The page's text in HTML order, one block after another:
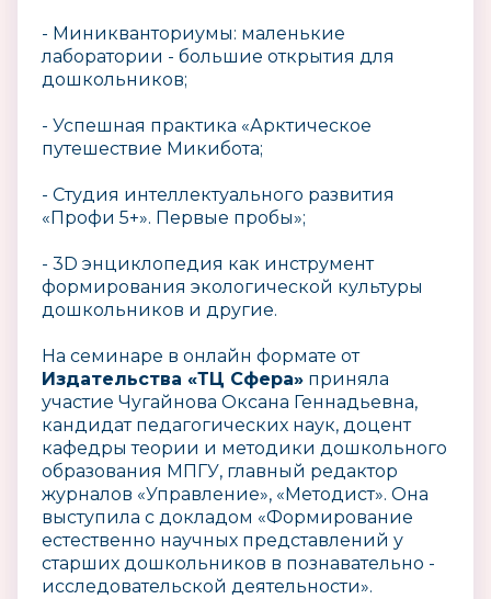
- Миникванториумы: маленькие
лаборатории - большие открытия для
дошкольников;
- Успешная практика «Арктическое
путешествие Микибота;
- Студия интеллектуального развития
«Профи 5+». Первые пробы»;
- 3D энциклопедия как инструмент
формирования экологической культуры
дошкольников и другие.
На семинаре в онлайн формате от
Издательства «ТЦ Сфера» приняла
участие Чугайнова Оксана Геннадьевна,
кандидат педагогических наук, доцент
кафедры теории и методики дошкольного
образования МПГУ, главный редактор
журналов «Управление», «Методист». Она
выступила с докладом «Формирование
естественно научных представлений у
старших дошкольников в познавательно -
исследовательской деятельности».